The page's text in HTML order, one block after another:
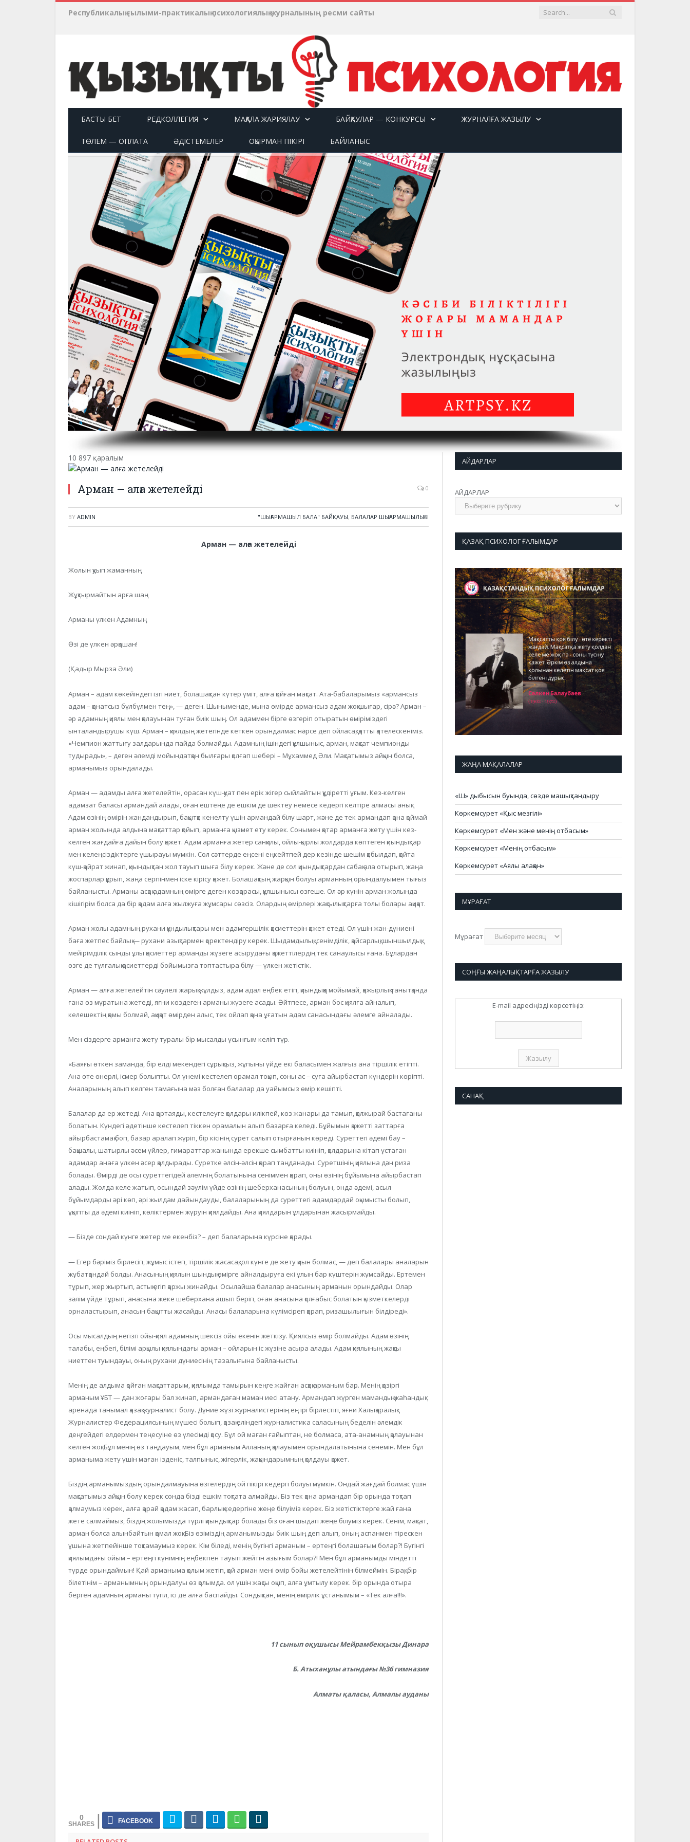
Республикалық ғылыми-практикалық психологиялық журналының ресми сайты
БАСТЫ БЕТ РЕДКОЛЛЕГИЯ МАҚАЛА ЖАРИЯЛАУ БАЙҚАУЛАР — КОНКУРСЫ ЖУРНАЛҒА ЖАЗЫЛУ
ТӨЛЕМ — ОПЛАТА ӘДІСТЕМЕЛЕР ОҚЫРМАН ПІКІРІ БАЙЛАНЫС
10 897 қаралым
Арман — алға жетелейді 0
BY ADMIN "ШЫҒАРМАШЫЛ БАЛА" БАЙҚАУЫ, БАЛАЛАР ШЫҒАРМАШЫЛЫҒЫ
Арман — алға жетелейді
Жолын қуып жаманның
Жұқтырмайтын арға шаң
Арманы үлкен Адамның
Өзі де үлкен әрқашан!
(Қадыр Мырза Әли)
Арман – адам көкейіндегі ізгі ниет, болашақтан күтер үміт, алға қойған мақсат. Ата-бабаларымыз «армансыз
адам – қанатсыз бұлбұлмен тең», — деген. Шыныменде, мына өмірде армансыз адам жоқ шығар, сірә? Арман –
әр адамның қиялы мен қалауынан туған биік шың. Ол адаммен бірге өзгеріп отыратын өміріміздегі
ынталандырушы күш. Арман – қиялдың жетегінде кеткен орындалмас нәрсе деп ойласақ, қатты қателескеніміз.
«Чемпион жаттығу залдарында пайда болмайды. Адамның ішіндегі құлшыныс, арман, мақсат чемпионды
тудырады», – деген әлемді мойындатқан былғары қолғап шебері – Мұхаммед Әли. Мақсатымыз айқын болса,
арманымыз орындалады.
Арман — адамды алға жетелейтін, орасан күш-қуат пен ерік жігер сыйлайтын құдіретті ұғым. Кез-келген
адамзат баласы армандай алады, оған ештеңе де ешкім де шектеу немесе кедергі келтіре алмасы анық.
Адам өзінің өмірін жандандырып, бақытқа кенелту үшін армандай білу шарт, және де тек армандап қана қоймай
арман жолында алдына мақсаттар қойып, арманға қызмет ету керек. Сонымен қатар арманға жету үшін кез-
келген жағдайға дайын болу қажет. Адам арманға жетер санқилы, ойлы-қырлы жолдарда көптеген қиындықтар
мен келеңсіздіктерге ұшырауы мүмкін. Сол сәттерде еңсені еңкейтпей дер кезінде шешім қабылдап, қайта
күш-қайрат жинап, қиындықтан жол тауып шыға білу керек. Және де сол қиындықтардан сабақ ала отырып, жаңа
жоспарлар құрып, жаңа серпінмен іске кірісу қажет. Болашақтың жарқын болуы арманның орындалуымен тығыз
байланысты. Арманы асқақ адамның өмірге деген көзқарасы, құлшынысы өзгеше. Ол әр күнін арман жолында
кішігірім болса да бір қадам алға жылжуға жұмсары сөзсіз. Олардың өмірлері жақсылықтарға толы болары ақиқат.
Арман жолы адамның рухани құндылықтары мен адамгершілік қасиеттерін қажет етеді. Ол үшін жан-дүниені
баға жетпес байлық — рухани азықтармен қоректендіру керек. Шыдамдылық, сенімділік, қайсарлық, шыншылдық,
мейірімділік сынды ұлы қасиеттер арманды жүзеге асырудағы қажеттілердің тек санаулысы ғана. Бұлардан
өзге де тұлғалық қасиеттерді бойымызға топтастыра білу — үлкен жетістік.
Арман — алға жетелейтін сәулелі жарық жұлдыз, адам адал еңбек етіп, қиындыққа мойымай, қажырлық танытқанда
ғана өз мұратына жетеді, яғни көздеген арманы жүзеге асады. Әйтпесе, арман бос қиялға айналып,
келешектің қамы болмай, ақиқат өмірден алыс, тек ойлап қана ұғатын адам санасындағы әлемге айналады.
Мен сіздерге арманға жету туралы бір мысалды ұсынғым келіп тұр.
«Баяғы өткен заманда, бір елді мекендегі сұрықсыз, жұпыны үйде екі баласымен жалғыз ана тіршілік етіпті.
Ана өте өнерлі, ісмер болыпты. Ол үнемі кестелеп орамал тоқып, соны ас – суға айырбастап күндерін көріпті.
Аналарының алып келген тамағына мәз болған балалар да уайымсыз өмір кешіпті.
Балалар да ер жетеді. Ана қартаяды, кестелеуге қолдары илікпей, көз жанары да тамып, қалжырай бастағаны
болатын. Күндегі әдетінше кестелеп тіккен орамалын алып базарға келеді. Бұйымын қажетті заттарға
айырбастамақ боп, базар аралап жүріп, бір кісінің сурет салып отырғанын көреді. Суреттегі әдемі бау –
бақшалы, шатырлы әсем үйлер, ғимараттар жанында ерекше сымбатты киініп, қолдарына кітап ұстаған
адамдар анаға үлкен әсер қалдырады. Суретке әлсін-әлсін қарап таңданады. Суретшінің қиялына дән риза
болады. Өмірді де осы суреттегідей әлемнің болатынына сеніммен қарап, оны өзінің бұйымына айырбастап
алады. Жолда келе жатып, осындай зәулім үйде өзінің шеберханасының болуын, онда әдемі, асыл
бұйымдарды әрі көп, әрі жылдам дайындауды, балаларының да суреттегі адамдардай оқымысты болып,
ұқыпты да әдемі киініп, көліктермен жүруін қиялдайды. Ана қиялдарын ұлдарынан жасырмайды.
— Бізде сондай күнге жетер ме екенбіз? – деп балаларына күрсіне қарады.
— Егер бәріміз бірлесіп, жұмыс істеп, тіршілік жасасақ, ол күнге де жету қиын болмас, — деп балалары аналарын
жұбатқандай болды. Анасының қиялын шындық өмірге айналдыруға екі ұлын бар күштерін жұмсайды. Ертемен
тұрып, жер жыртып, астық егіп қаржы жинайды. Осылайша балалар анасының арманын орындайды. Олар
зәлім үйде тұрып, анасына жеке шеберхана ашып беріп, оған анасына қолғабыс болатын қызметкелерді
орналастырып, анасын бақытты жасайды. Анасы балаларына күлімсіреп қарап, ризашылығын білдіреді».
Осы мысалдың негізгі ойы-қиял адамның шексіз ойы екенін жеткізу. Қиялсыз өмір болмайды. Адам өзінің
талабы, еңбегі, білімі арқылы қиялындағы арман – ойларын іс жүзіне асыра алады. Адам қиялының жақсы
ниеттен туындауы, оның рухани дүниесінің тазалығына байланысты.
Менің де алдыма қойған мақсаттарым, қиялымда тамырын кеңге жайған асқақ арманым бар. Менің қазіргі
арманым ҰБТ — дан жоғары бал жинап, армандаған маман иесі атану. Армандап жүрген мамандық-жаһандық
аренада танымал қазақ журналист болу. Дүние жүзі журналистерінің ең ірі бірлестігі, яғни Халықаралық
Журналистер Федерациясының мүшесі болып, қазақ еліндегі журналистика саласының беделін әлемдік
деңгейдегі елдермен теңесуіне өз үлесімді қосу. Бұл ой маған ғайыптан, не болмаса, ата-анамның қалауынан
келген жоқ. Бұл менің өз таңдауым, мен бұл арманым Алланың қалауымен орындалатынына сенемін. Мен бұл
арманыма жету үшін маған ізденіс, талпыныс, жігерлік, жақындарымның қолдауы қажет.
Біздің арманымыздың орындалмауына өзгелердің ой пікірі кедергі болуы мүмкін. Ондай жағдай болмас үшін
мақсатымыз айқын болу керек сонда бізді ешкім тоқтата алмайды. Біз тек қана армандап бір орында тоқтап
қалмаумыз керек, алға қарай қадам жасап, барлық кедергіне жеңе білуіміз керек. Біз жетістіктерге жай ғана
жете салмаймыз, біздің жолымызда түрлі қиындықтар болады біз оған шыдап жеңе білуміз керек. Сенім, мақсат,
арман болса алынбайтын қамал жоқ. Біз өзіміздің арманымызды биік шың деп алып, оның аспанмен тірескен
ұшына жетпейінше тоқтамаумыз керек. Кім біледі, менің бүгінгі арманым – ертеңгі болашағым болар?! Бүгінгі
қиялымдағы ойым – ертеңгі күнімнің еңбекпен тауып жейтін азығым болар?! Мен бұл арманымды міндетті
түрде орындаймын! Қай арманыма қолым жетіп, қай арман мені өмір бойы жетелейтінін білмеймін. Бірақ, бір
білетінім – арманымның орындалуы өз қолымда. ол үшін жақсы оқып, алға ұмтылу керек. бір орында отыра
берген адамның арманы түгіл, ісі де алға баспайды. Сондықтан, менің өмірлік ұстанымым – «Тек алға!!!».
11 сынып оқушысы Мейрамбекқызы Динара
Б. Атыханұлы атындағы №36 гимназия
Алматы қаласы, Алмалы ауданы
0
АЙДАРЛАР
АЙДАРЛАР
ҚАЗАҚ ПСИХОЛОГ ҒАЛЫМДАР
ЖАҢА МАҚАЛАЛАР
«Ш» дыбысын буында, сөзде машықтандыру
Көркемсурет «Қыс мезгілі»
Көркемсурет «Мен және менің отбасым»
Көркемсурет «Менің отбасым»
Көркемсурет «Аялы алақан»
МҰРАҒАТ
Мұрағат
СОҢҒЫ ЖАҢАЛЫҚТАРҒА ЖАЗЫЛУ
E-mail адресіңізді көрсетіңіз:
САНАҚ